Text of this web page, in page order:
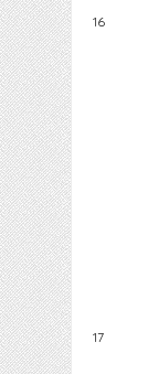
16
17